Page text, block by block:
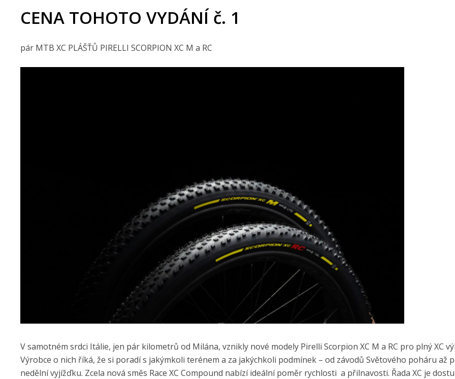
CENA TOHOTO VYDÁNÍ č. 1
pár MTB XC PLÁŠŤŮ PIRELLI SCORPION XC M a RC
V samotném srdci Itálie, jen pár kilometrů od Milána, vznikly nové modely Pirelli Scorpion XC M a RC pro plný XC
Výrobce o nich říká, že si poradí s jakýmkoli terénem a za jakýchkoli podmínek – od závodů Světového poháru až
nedělní vyjížďku. Zcela nová směs Race XC Compound nabízí ideální poměr rychlosti a přilnavosti. Řada XC je